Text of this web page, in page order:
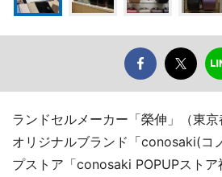
ランドセルメーカー「榮伸」（東
オリジナルブランド「conosaki(コ
プストア「conosaki POPUPスト